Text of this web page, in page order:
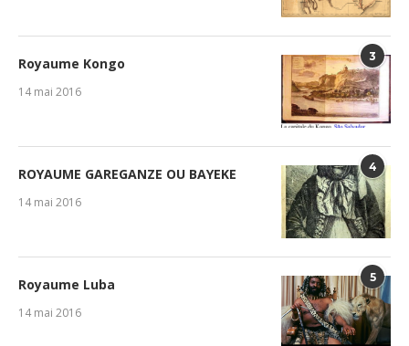
3
Royaume Kongo
14 mai 2016
4
ROYAUME GAREGANZE OU BAYEKE
14 mai 2016
5
Royaume Luba
14 mai 2016